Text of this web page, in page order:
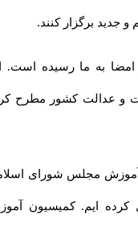
برگزار کنند.
قدیم حدود ۳۰ هزار امضا به ما رسیده است. این
کشور مطرح کرده
مجلس شورای اسلامی
ایم. کمیسیون آموزش